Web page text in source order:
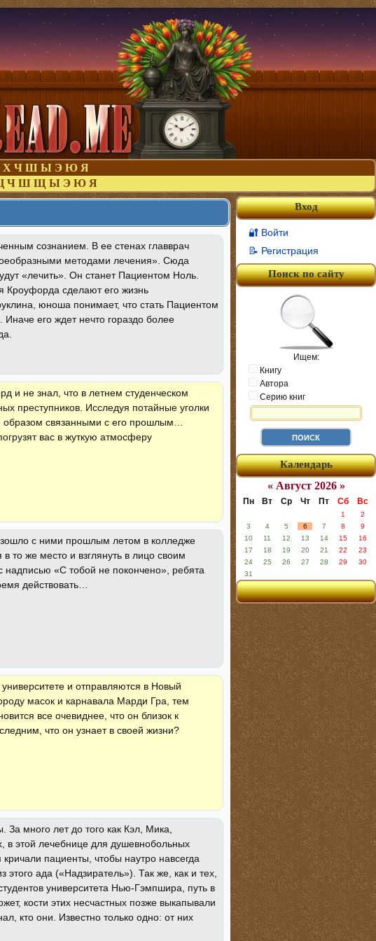
Х Ч Ш Ы Э Ю Я
Ч Ш Щ Ы Э Ю Я
сознанием. В ее стенах главврач
методами лечения». Сюда
«лечить». Он станет Пациентом Ноль.
Кроуфорда сделают его жизнь
юноша понимает, что стать Пациентом
его ждет нечто гораздо более
и не знал, что в летнем студенческом
преступников. Исследуя потайные уголки
связанными с его прошлым…
вас в жуткую атмосферу
с ними прошлым летом в колледже
то же место и взглянуть в лицо своим
«С тобой не покончено», ребята
действовать…
и отправляются в Новый
масок и карнавала Марди Гра, тем
все очевиднее, что он близок к
что он узнает в своей жизни?
много лет до того как Кэл, Мика,
в этой лечебнице для душевнобольных
пациенты, чтобы наутро навсегда
ада («Надзиратель»). Так же, как и тех,
университета Нью-Гэмпшира, путь в
кости этих несчастных позже выкапывали
кто они. Известно только одно: от них
Вход
🔐 Войти
📝 Регистрация
Поиск по сайту
Ищем:
Книгу
Автора
Серию книг
Календарь
« Август 2026 »
Пн Вт Ср Чт Пт Сб Вс
1
2
3
4 5 6 7 8
9
10
11 12 13 14 15
16
17
18 19 20 21 22
23
24
25 26 27 28 29
30
31